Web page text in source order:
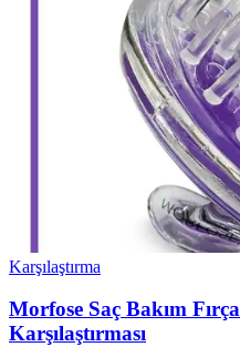
Karşılaştırma
Morfose Saç Bakım
Karşılaştırması